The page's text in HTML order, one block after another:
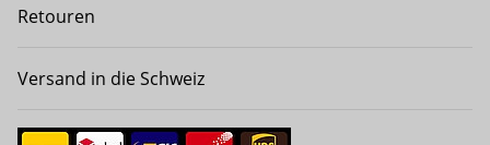
Retouren
Versand in die Schweiz